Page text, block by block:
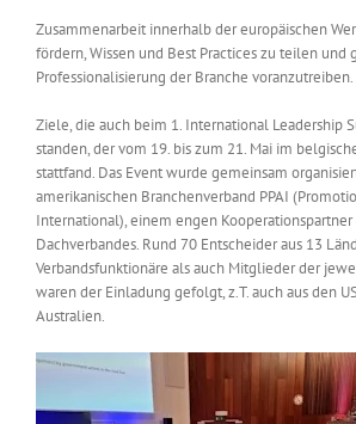
Product Guide
Jobshop
Suche
nach:
Zusammenarbeit innerhalb der europäischen
fördern, Wissen und Best Practices zu teilen und
Professionalisierung der Branche voranzutreiben.
Ziele, die auch beim 1. International Leadership
standen, der vom 19. bis zum 21. Mai im
stattfand. Das Event wurde gemeinsam
amerikanischen Branchenverband PPAI
International), einem engen
Dachverbandes. Rund 70 Entscheider aus 13
Verbandsfunktionäre als auch Mitglieder der
waren der Einladung gefolgt, z.T. auch aus den
Australien.